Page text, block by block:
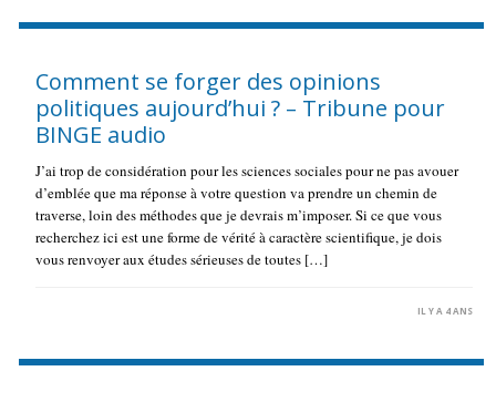
Comment se forger des opinions
politiques aujourd’hui ? – Tribune pour
BINGE audio
J’ai trop de considération pour les sciences sociales pour ne pas avouer
d’emblée que ma réponse à votre question va prendre un chemin de
traverse, loin des méthodes que je devrais m’imposer. Si ce que vous
recherchez ici est une forme de vérité à caractère scientifique, je dois
vous renvoyer aux études sérieuses de toutes […]
IL Y A 4 ANS